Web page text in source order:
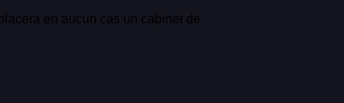
en aucun cas un cabinet de